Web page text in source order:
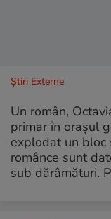
Știri Externe
Un român,
primar în orașul
explodat un bloc
românce sunt
sub dărâmături.